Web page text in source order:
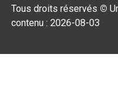
Tous droits réservés ©
contenu :2026-08-03